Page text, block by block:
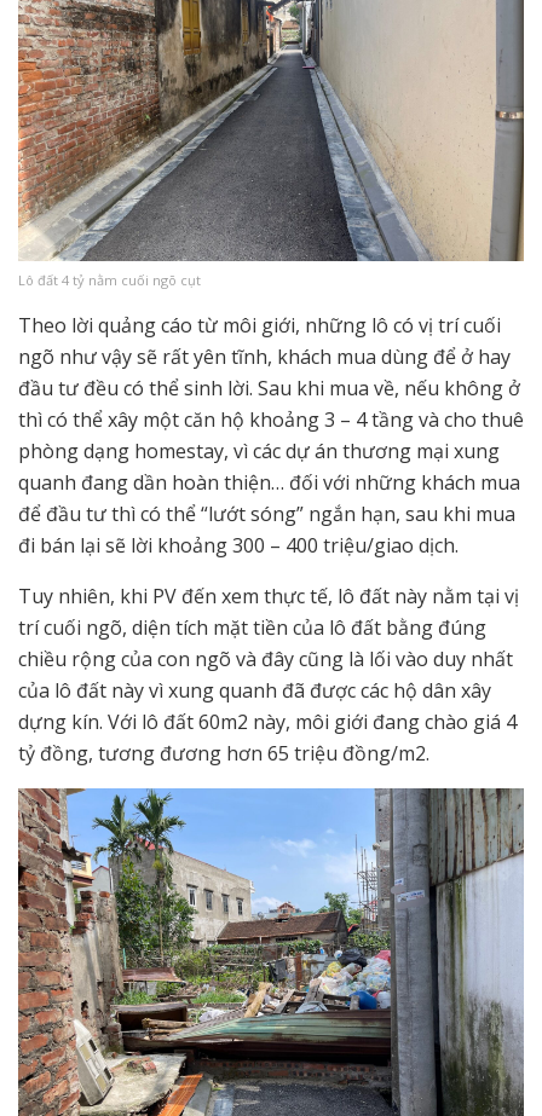
Lô đất 4 tỷ nằm cuối ngõ cụt
Theo lời quảng cáo từ môi giới, những lô có vị trí cuối
ngõ như vậy sẽ rất yên tĩnh, khách mua dùng để ở hay
đầu tư đều có thể sinh lời. Sau khi mua về, nếu không ở
thì có thể xây một căn hộ khoảng 3 – 4 tầng và cho thuê
phòng dạng homestay, vì các dự án thương mại xung
quanh đang dần hoàn thiện… đối với những khách mua
để đầu tư thì có thể “lướt sóng” ngắn hạn, sau khi mua
đi bán lại sẽ lời khoảng 300 – 400 triệu/giao dịch.
Tuy nhiên, khi PV đến xem thực tế, lô đất này nằm tại vị
trí cuối ngõ, diện tích mặt tiền của lô đất bằng đúng
chiều rộng của con ngõ và đây cũng là lối vào duy nhất
của lô đất này vì xung quanh đã được các hộ dân xây
dựng kín. Với lô đất 60m2 này, môi giới đang chào giá 4
tỷ đồng, tương đương hơn 65 triệu đồng/m2.